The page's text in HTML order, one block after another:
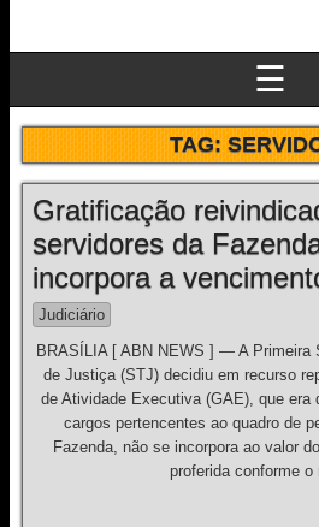
☰
TAG:
Gratificação
servidores da
incorpora a
Judiciário
BRASÍLIA [ ABN NEWS ] — A Primeira
de Justiça (STJ) decidiu em recurso
de Atividade Executiva (GAE), que era
cargos pertencentes ao quadro de
Fazenda, não se incorpora ao valor
proferida conforme